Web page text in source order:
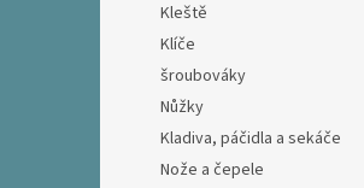
Kleště
Klíče
šroubováky
Nůžky
Kladiva, páčidla a sekáče
Nože a čepele